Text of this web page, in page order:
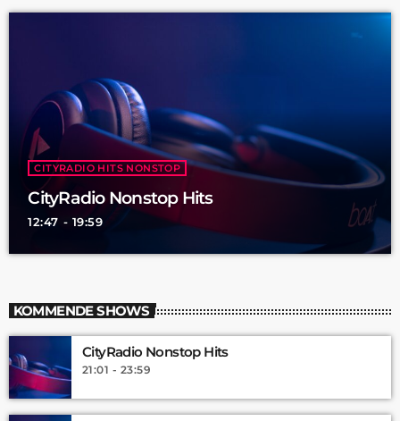
CITYRADIO HITS NONSTOP
CityRadio Nonstop Hits
12:47 - 19:59
KOMMENDE SHOWS
CityRadio Nonstop Hits
21:01 - 23:59